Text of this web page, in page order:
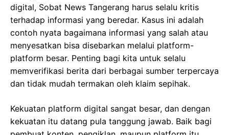
digital, Sobat News Tangerang harus selalu kritis
terhadap informasi yang beredar. Kasus ini adalah
contoh nyata bagaimana informasi yang salah atau
menyesatkan bisa disebarkan melalui platform-
platform besar. Penting bagi kita untuk selalu
memverifikasi berita dari berbagai sumber terpercaya
dan tidak mudah termakan oleh klaim sepihak.
Kekuatan platform digital sangat besar, dan dengan
kekuatan itu datang pula tanggung jawab. Baik bagi